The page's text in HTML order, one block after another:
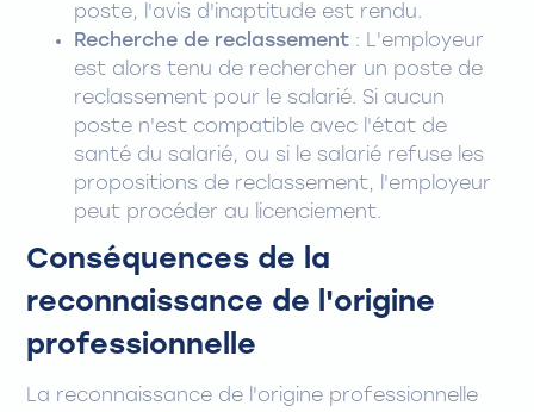
poste, l'avis d'inaptitude est rendu.
Recherche de reclassement : L'employeur
est alors tenu de rechercher un poste de
reclassement pour le salarié. Si aucun
poste n'est compatible avec l'état de
santé du salarié, ou si le salarié refuse les
propositions de reclassement, l'employeur
peut procéder au licenciement.
Conséquences de la
reconnaissance de l'origine
professionnelle
La reconnaissance de l'origine professionnelle